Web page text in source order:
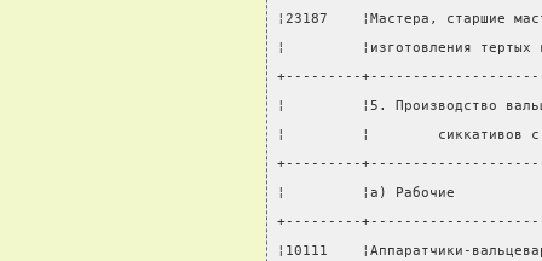
¦23187    ¦Мастера, старшие
¦         ¦изготовления
+---------
¦         ¦5. Производство
¦         ¦        сиккативов с
+---------
¦         ¦а) Рабочие
+---------
¦10111    ¦Аппаратчики-